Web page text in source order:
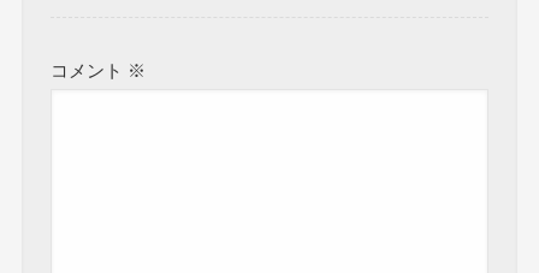
コメント ※